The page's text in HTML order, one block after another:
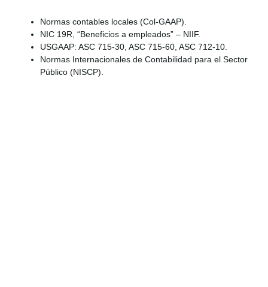
Normas contables locales (Col-GAAP).
NIC 19R, “Beneficios a empleados” – NIIF.
USGAAP: ASC 715-30, ASC 715-60, ASC 712-10.
Normas Internacionales de Contabilidad para el Sector
Público (NISCP).